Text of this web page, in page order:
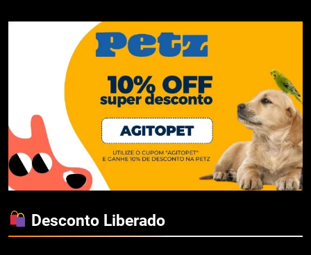
Desconto Liberado